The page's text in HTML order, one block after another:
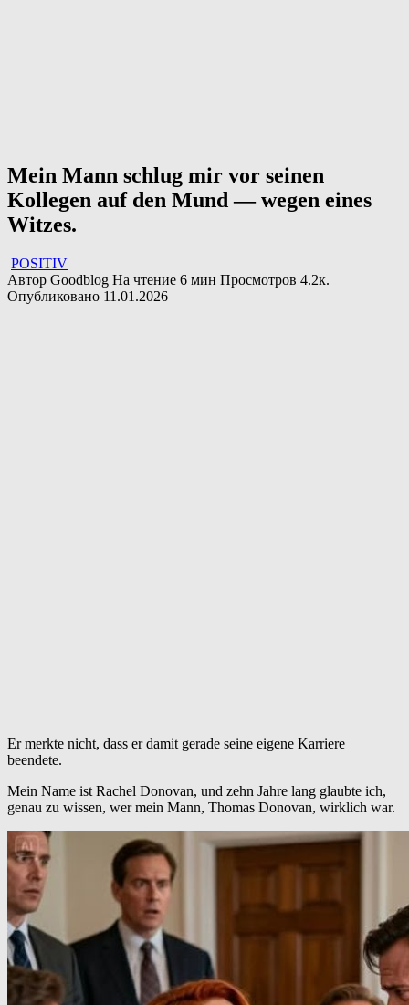
Mein Mann schlug mir vor seinen
Kollegen auf den Mund — wegen eines
Witzes.
POSITIV
Автор Goodblog На чтение 6 мин Просмотров 4.2к.
Опубликовано 11.01.2026
Er merkte nicht, dass er damit gerade seine eigene Karriere
beendete.
Mein Name ist Rachel Donovan, und zehn Jahre lang glaubte ich,
genau zu wissen, wer mein Mann, Thomas Donovan, wirklich war.